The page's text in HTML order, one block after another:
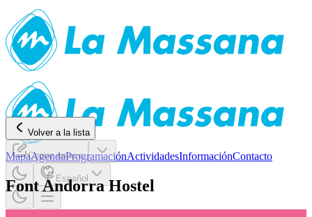
MapaAgendaProgramaciónActividadesInformaciónContacto
Español
Volver a la lista
Copiar enlace
Font Andorra Hostel